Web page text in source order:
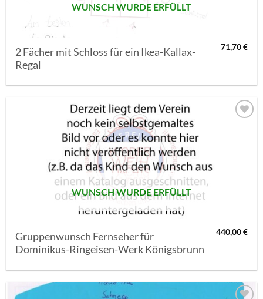
WUNSCH WURDE ERFÜLLT
2 Fächer mit Schloss für ein Ikea-Kallax-
Regal
71,70€
WUNSCH WURDE ERFÜLLT
Gruppenwunsch Fernseher für
Dominikus-Ringeisen-Werk Königsbrunn
440,00€